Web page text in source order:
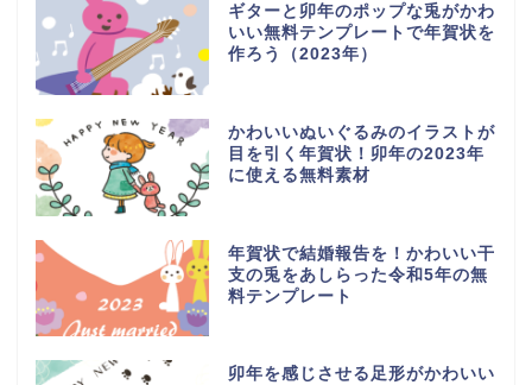
ギターと卯年のポップな兎がかわ
いい無料テンプレートで年賀状を
作ろう（2023年）
かわいいぬいぐるみのイラストが
目を引く年賀状！卯年の2023年
に使える無料素材
年賀状で結婚報告を！かわいい干
支の兎をあしらった令和5年の無
料テンプレート
卯年を感じさせる足形がかわいい